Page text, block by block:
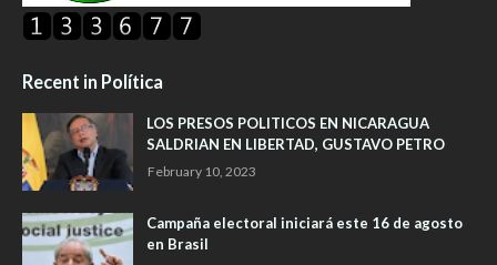
Recent in Política
LOS PRESOS POLITICOS EN NICARAGUA
SALDRIAN EN LIBERTAD, GUSTAVO PETRO
February 10, 2023
Campaña electoral iniciará este 16 de agosto
en Brasil